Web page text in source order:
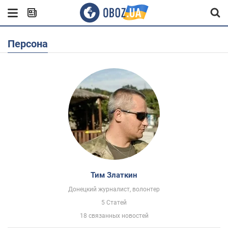
Персона
Тим Златкин
Донецкий журналист, волонтер
5 Статей
18 связанных новостей